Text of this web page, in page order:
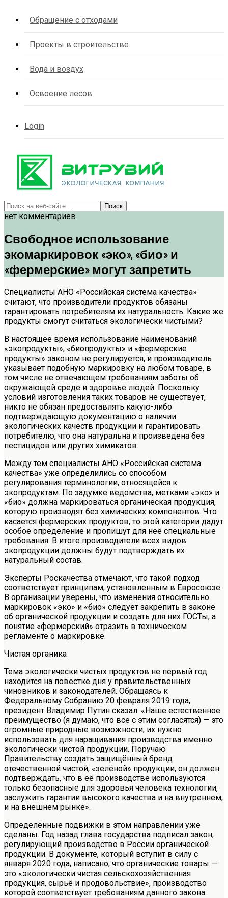
Обращение с отходами
Проекты в строительстве
Вода и воздух
Освоение лесов
Login
нет комментариев
Свободное использование
экомаркировок «эко», «био» и
«фермерские» могут запретить
Специалисты АНО «Российская система качества»
считают, что производители продуктов обязаны
гарантировать потребителям их натуральность. Какие же
продукты смогут считаться экологически чистыми?
В настоящее время использование наименований
«экопродукты», «биопродукты» и «фермерские
продукты» законом не регулируется, и производитель
указывает подобную маркировку на любом товаре, в
том числе не отвечающем требованиям заботы об
окружающей среде и здоровье людей. Поскольку
условий изготовления таких товаров не существует,
никто не обязан предоставлять какую-либо
подтверждающую документацию о наличии
экологических качеств продукции и гарантировать
потребителю, что она натуральна и произведена без
пестицидов или других химикатов.
Между тем специалисты АНО «Российская система
качества» уже определились со способом
регулирования терминологии, относящейся к
экопродуктам. По задумке ведомства, метками «эко» и
«био» должна маркироваться органическая продукция,
которую производят без химических компонентов. Что
касается фермерских продуктов, то этой категории дадут
особое определение и пропишут для неё специальные
требования. В итоге производители всех видов
экопродукции должны будут подтверждать их
натуральный состав.
Эксперты Роскачества отмечают, что такой подход
соответствует принципам, установленным в Евросоюзе.
В организации уверены, что изменения относительно
маркировок «эко» и «био» следует закрепить в законе
об органической продукции и создать для них ГОСТы, а
понятие «фермерский» отразить в техническом
регламенте о маркировке.
Чистая органика
Тема экологически чистых продуктов не первый год
находится на повестке дня у правительственных
чиновников и законодателей. Обращаясь к
Федеральному Собранию 20 февраля 2019 года,
президент Владимир Путин сказал: «Наше естественное
преимущество (я думаю, что все с этим согласятся) — это
огромные природные возможности, их нужно
использовать для наращивания производства именно
экологически чистой продукции. Поручаю
Правительству создать защищённый бренд
отечественной чистой, «зелёной» продукции, он должен
подтверждать, что в её производстве используются
только безопасные для здоровья человека технологии,
заслужить гарантии высокого качества и на внутреннем,
и на внешнем рынке».
Определённые подвижки в этом направлении уже
сделаны. Год назад глава государства подписал закон,
регулирующий производство в России органической
продукции. В документе, который вступит в силу с
января 2020 года, написано, что органические товары —
это «экологически чистая сельскохозяйственная
продукция, сырьё и продовольствие», производство
которой соответствует требованиям данного закона.